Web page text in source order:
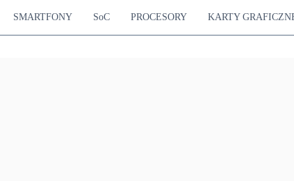
SMARTFONY SoC PROCESORY KARTY